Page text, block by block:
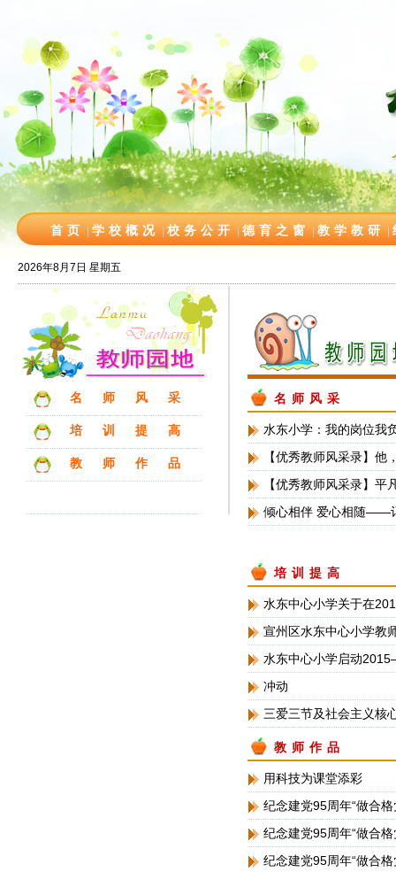
首页 学校概况 校务公开 德育之窗 教学教研
2026年8月7日 星期五
名师风采
培训提高
教师作品
名师风采
水东小学：我的岗位我
【优秀教师风采录】
【优秀教师风采录】
倾心相伴 爱心相随——
培训提高
水东中心小学关于在
宣州区水东中心小学教
水东中心小学启动
冲动
三爱三节及社会主义核
教师作品
用科技为课堂添彩
纪念建党95周年“做合
纪念建党95周年“做合
纪念建党95周年“做合